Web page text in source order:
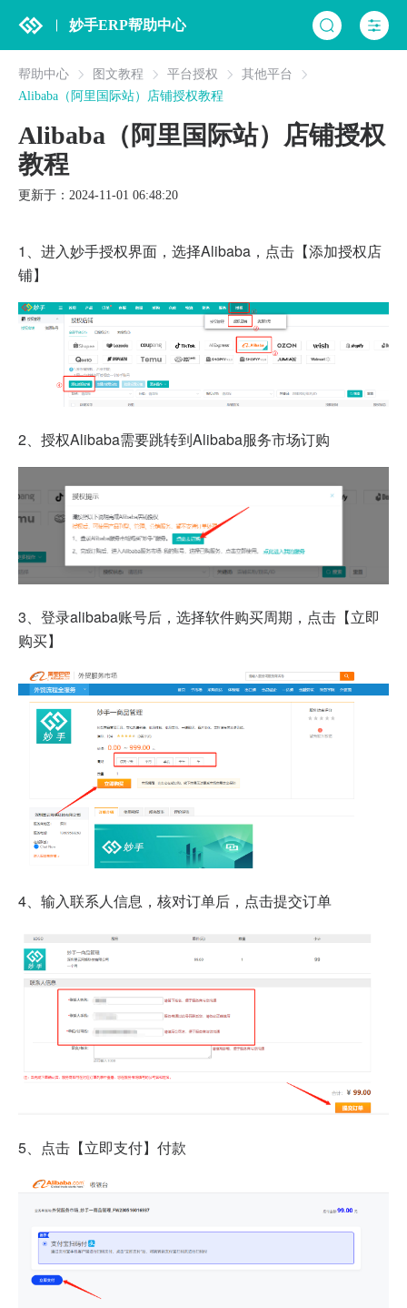
妙手ERP帮助中心
帮助中心 图文教程 平台授权
其他平台
Alibaba（阿里国际站）店铺授权教程
Alibaba（阿里国际站）店铺授权
教程
更新于：2024-11-01 06:48:20
1、 进入妙手授权界面，选择Alibaba，点击【添加授权店
铺】
2、授权Alibaba需要跳转到Alibaba服务市场订购
3、登录alibaba账号后，选择软件购买周期，点击【立即
购买】
4、输入联系人信息，核对订单后，点击提交订单
5、点击【立即支付】付款